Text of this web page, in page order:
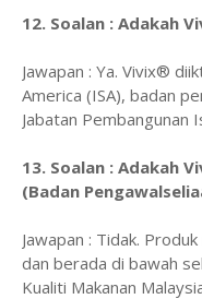
12. Soalan : Adakah
Jawapan : Ya. Vivix®
America (ISA), badan
Jabatan Pembangunan
13. Soalan : Adakah
(Badan
Jawapan : Tidak.
dan berada di bawah
Kualiti Makanan